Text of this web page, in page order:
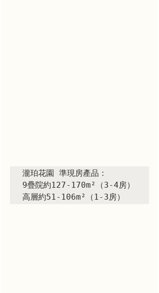
瀧珀花園 準現房產品：
9疊院約127-170m²（3-4房）
高層約51-106m²（1-3房）